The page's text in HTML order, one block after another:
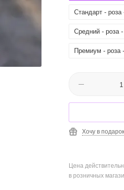
Стандарт - роза
Средний - роза
Премиум - роза
Хочу в подарок
Цена
в розничных